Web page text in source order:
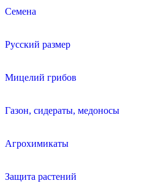
Семена
Русский размер
Мицелий грибов
Газон, сидераты, медоносы
Агрохимикаты
Защита растений